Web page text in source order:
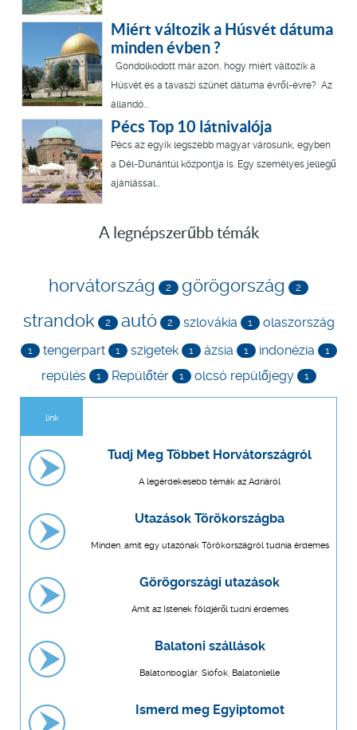
Miért változik a Húsvét dátuma
minden évben ?
Gondolkodott már azon, hogy miért változik a
Húsvét és a tavaszi szünet dátuma évről-évre? Az
állandó...
Pécs Top 10 látnivalója
Pécs az egyik legszebb magyar városunk, egyben
a Dél-Dunántúl központja is. Egy személyes jellegű
ajánlással...
A legnépszerűbb témák
horvátország 2 görögország 2
strandok 2 autó 2 szlovákia 1 olaszország
1 tengerpart 1 szigetek 1 ázsia 1 indonézia 1
repülés 1 Repülőtér 1 olcsó repülőjegy 1
link
Tudj Meg Többet Horvátországról
A legérdekesebb témák az Adriáról
Utazások Törökországba
Minden, amit egy utazónak Törökországról tudnia érdemes
Görögországi utazások
Amit az Istenek földjéről tudni érdemes
Balatoni szállások
Balatonboglár, Siófok, Balatonlelle
Ismerd meg Egyiptomot